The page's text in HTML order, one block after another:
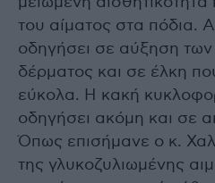
του αίματος στα πόδια.
οδηγήσει σε αύξηση
δέρματος και σε έλκη
εύκολα. Η κακή
οδηγήσει ακόμη και σε
Όπως επισήμανε ο κ.
της γλυκοζυλιωμένης